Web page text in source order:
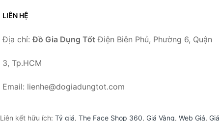
LIÊN HỆ
Địa chỉ:Đồ Gia Dụng Tốt Điện Biên Phủ, Phường 6, Quận
3, Tp.HCM
Email: lienhe@dogiadungtot.com
Liên kết hữu ích: Tỷ giá, The Face Shop 360, Giá Vàng, Web Giá, Giá